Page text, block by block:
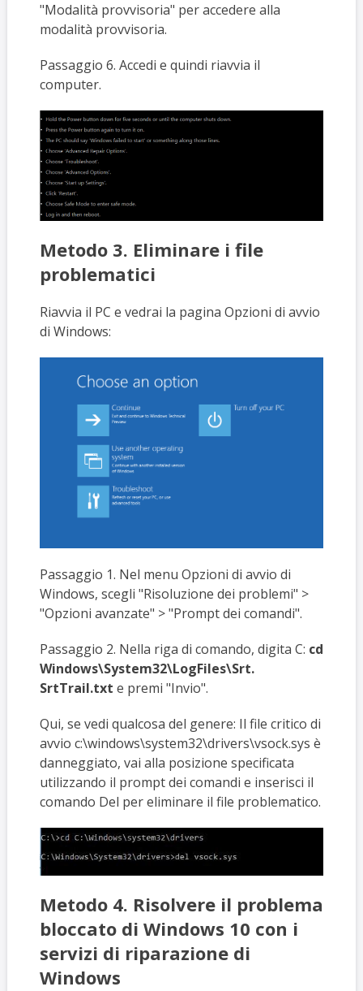
"Modalità provvisoria" per accedere alla
modalità provvisoria.
Passaggio 6. Accedi e quindi riavvia il
computer.
Metodo 3. Eliminare i file
problematici
Riavvia il PC e vedrai la pagina Opzioni di avvio
di Windows:
Passaggio 1. Nel menu Opzioni di avvio di
Windows, scegli "Risoluzione dei problemi" >
"Opzioni avanzate" > "Prompt dei comandi".
Passaggio 2. Nella riga di comando, digita C: cd
Windows\System32\LogFiles\Srt.
SrtTrail.txt e premi "Invio".
Qui, se vedi qualcosa del genere: Il file critico di
avvio c:\windows\system32\drivers\vsock.sys è
danneggiato, vai alla posizione specificata
utilizzando il prompt dei comandi e inserisci il
comando Del per eliminare il file problematico.
Metodo 4. Risolvere il problema
bloccato di Windows 10 con i
servizi di riparazione di
Windows